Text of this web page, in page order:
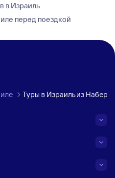
в Израиль
перед поездкой
Туры в Израиль из